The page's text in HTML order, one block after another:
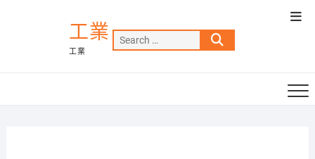
工業
工業
Search
…